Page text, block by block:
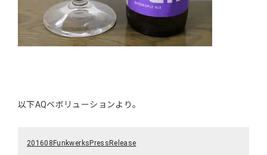
以下AQベボリューションより。
201608FunkwerksPressRelease